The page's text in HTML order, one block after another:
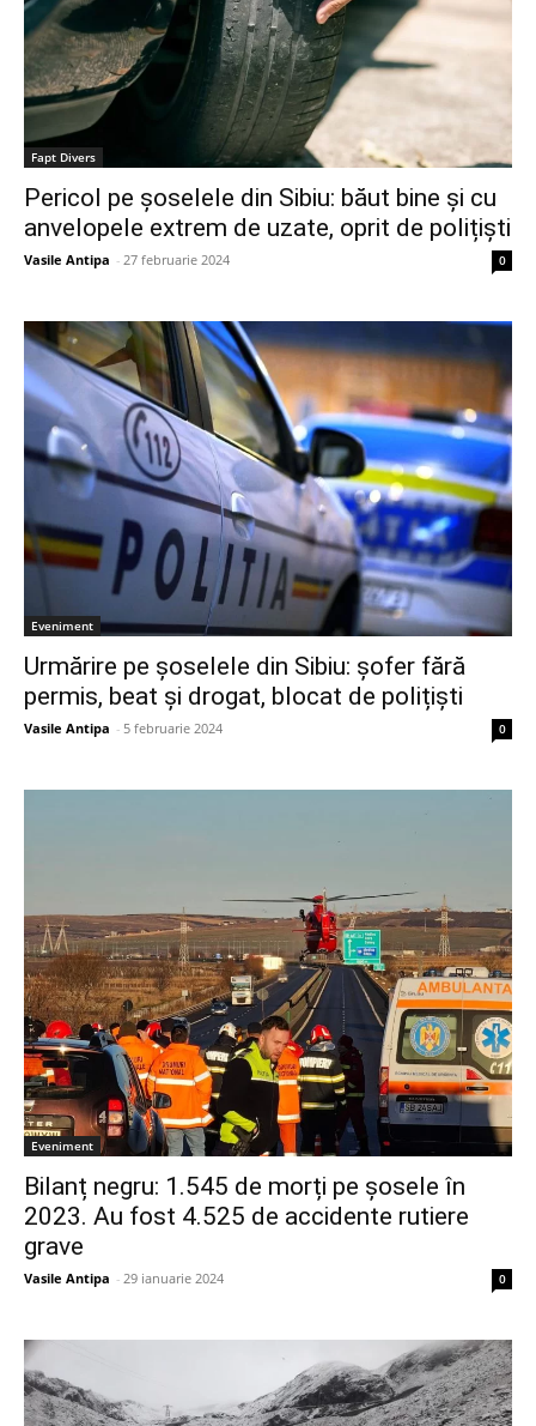
Fapt Divers
Pericol pe șoselele din Sibiu: băut bine și cu
anvelopele extrem de uzate, oprit de polițiști
Vasile Antipa - 27 februarie 2024 0
Eveniment
Urmărire pe șoselele din Sibiu: șofer fără
permis, beat și drogat, blocat de polițiști
Vasile Antipa - 5 februarie 2024 0
Eveniment
Bilanț negru: 1.545 de morți pe șosele în
2023. Au fost 4.525 de accidente rutiere
grave
Vasile Antipa - 29 ianuarie 2024 0